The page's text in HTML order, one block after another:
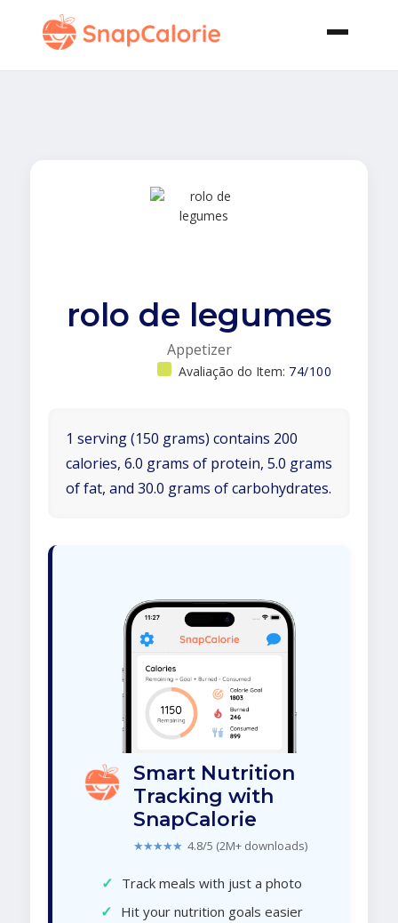
rolo de legumes
Appetizer
Avaliação do Item: 74/100
1 serving (150 grams) contains 200
calories, 6.0 grams of protein, 5.0 grams
of fat, and 30.0 grams of carbohydrates.
Smart Nutrition
Tracking with
SnapCalorie
★★★★★ 4.8/5 (2M+ downloads)
✓ Track meals with just a photo
✓ Hit your nutrition goals easier